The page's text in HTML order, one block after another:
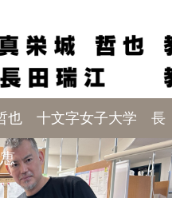
也 十文字女子大学 長